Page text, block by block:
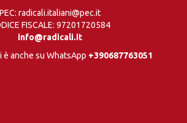
PEC: radicali.italiani@pec.it
FISCALE: 97201720584
info@radicali.it
è anche su WhatsApp +390687763051